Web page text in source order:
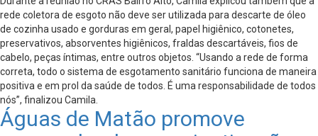
rede coletora de esgoto não deve ser utilizada para descarte de óleo
de cozinha usado e gorduras em geral, papel higiênico, cotonetes,
preservativos, absorventes higiênicos, fraldas descartáveis, fios de
cabelo, peças íntimas, entre outros objetos. “Usando a rede de forma
correta, todo o sistema de esgotamento sanitário funciona de maneira
positiva e em prol da saúde de todos. É uma responsabilidade de todos
nós”, finalizou Camila.
Águas de Matão promove